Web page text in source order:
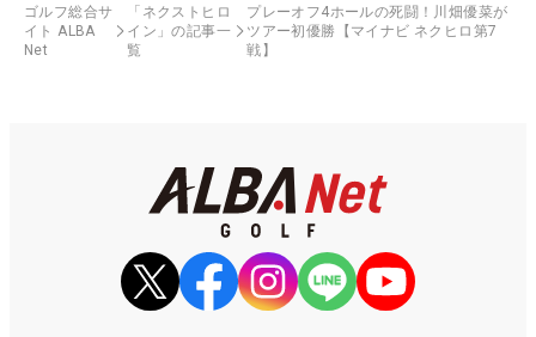
ゴルフ総合サ
イト ALBA
Net
「ネクストヒロ
イン」の記事一
覧
プレーオフ4ホールの死闘！川畑優菜が
ツアー初優勝【マイナビ ネクヒロ第7
戦】